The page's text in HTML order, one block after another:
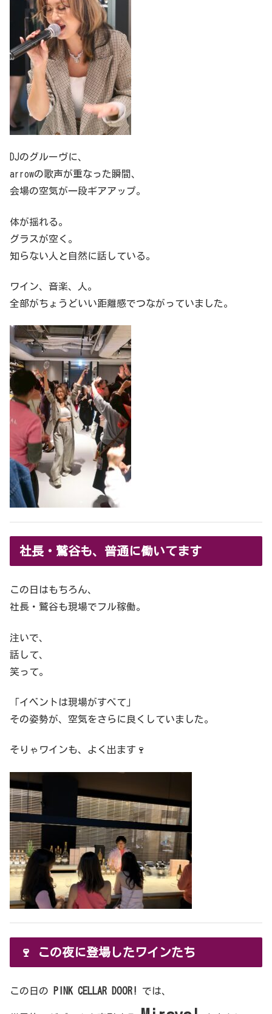
DJのグルーヴに、
arrowの歌声が重なった瞬間、
会場の空気が一段ギアアップ。
体が揺れる。
グラスが空く。
知らない人と自然に話している。
ワイン、音楽、人。
全部がちょうどいい距離感でつながっていました。
社長・鷲谷も、普通に働いてます
この日はもちろん、
社長・鷲谷も現場でフル稼働。
注いで、
話して、
笑って。
「イベントは現場がすべて」
その姿勢が、空気をさらに良くしていました。
そりゃワインも、よく出ます🍷
🍷 この夜に登場したワインたち
この日の PINK CELLAR DOOR! では、